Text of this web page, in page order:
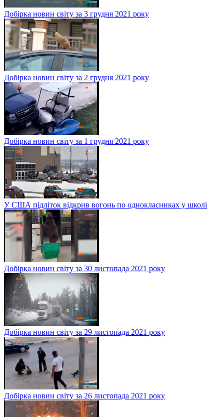
Добірка новин світу за 3 грудня 2021 року
Добірка новин світу за 2 грудня 2021 року
Добірка новин світу за 1 грудня 2021 року
У США підліток відкрив вогонь по однокласниках у школі
Добірка новин світу за 30 листопада 2021 року
Добірка новин світу за 29 листопада 2021 року
Добірка новин світу за 26 листопада 2021 року